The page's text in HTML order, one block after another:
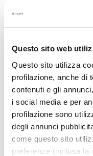
Questo sito web
Questo sito utilizza
profilazione, anche di
contenuti e gli
i social media e per
profilazione sono
degli annunci
come questo sito
preferenze (inclusa la
a
i
s
C
l
e
a
n
s
HYALURONIC ACID
SHAMPOO
Hydrating, for frequent
For all hair types.
Product not available